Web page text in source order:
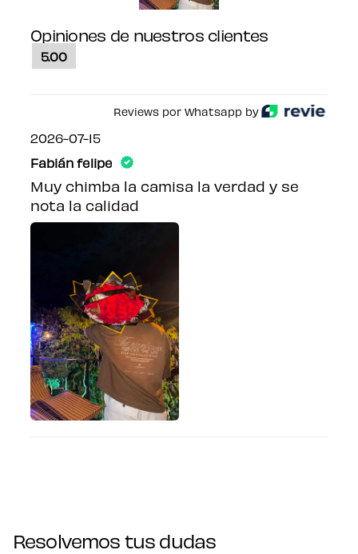
Opiniones de nuestros clientes
5.00
Reviews por Whatsapp by
2026-07-15
Fabián felipe
Muy chimba la camisa la verdad y se
nota la calidad
Resolvemos tus dudas